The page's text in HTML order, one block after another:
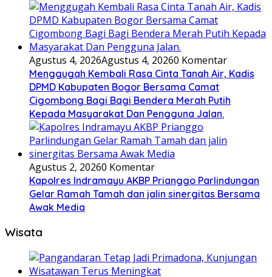
Agustus 4, 2026Agustus 4, 20260 Komentar
Menggugah Kembali Rasa Cinta Tanah Air, Kadis
DPMD Kabupaten Bogor Bersama Camat
Cigombong Bagi Bagi Bendera Merah Putih
Kepada Masyarakat Dan Pengguna Jalan.
Agustus 2, 20260 Komentar
Kapolres Indramayu AKBP Prianggo Parlindungan
Gelar Ramah Tamah dan jalin sinergitas Bersama
Awak Media
Wisata